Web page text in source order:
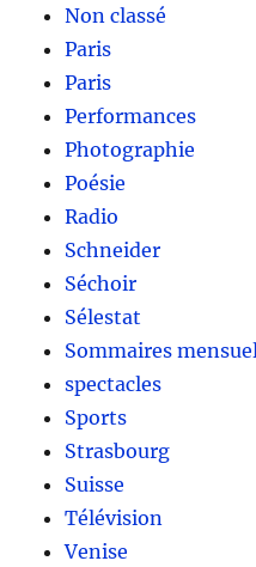
Non classé
Paris
Paris
Performances
Photographie
Poésie
Radio
Schneider
Séchoir
Sélestat
Sommaires
spectacles
Sports
Strasbourg
Suisse
Télévision
Venise